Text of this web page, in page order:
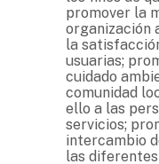
promover la
organización
la
usuarias;
cuidado
comunidad
ello a las
servicios;
intercambio
las